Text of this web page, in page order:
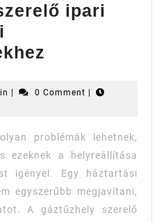
ipari
ipari
háztartási
admin0 Comment
problémák lehetnek,
ezeknek a helyreállítása
igényel. Egy háztartási
egyszerűbb megjavítani,
A gáztűzhely szerelő